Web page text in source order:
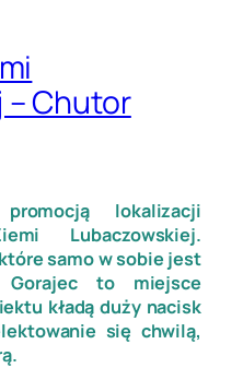
Chutor
lokalizacji
Lubaczowskiej.
samo w sobie jest
to miejsce
kładą duży nacisk
się chwilą,